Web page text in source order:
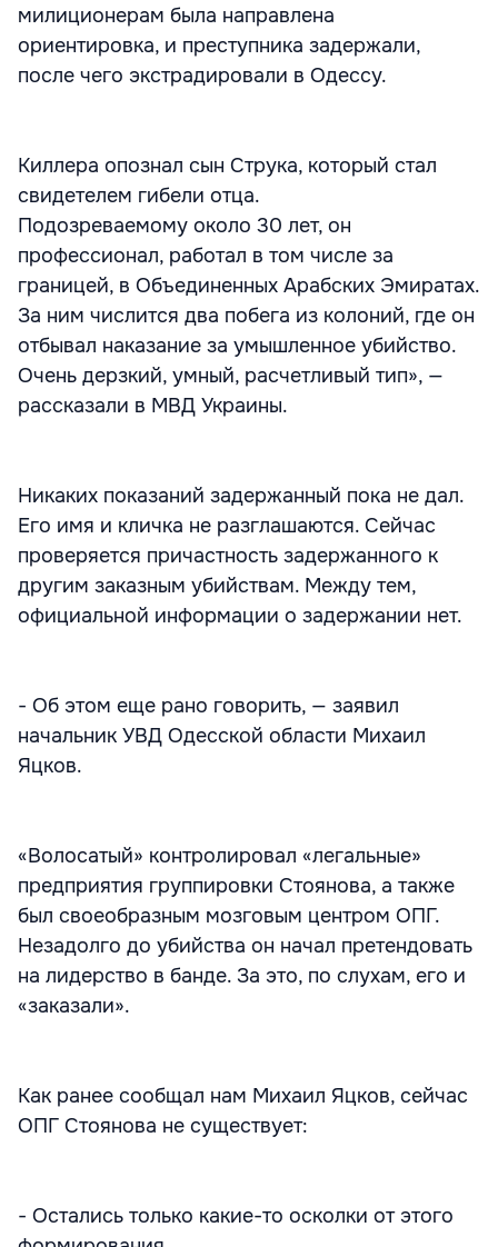
милиционерам была направлена
ориентировка, и преступника задержали,
после чего экстрадировали в Одессу.
Киллера опознал сын Струка, который стал
свидетелем гибели отца.
Подозреваемому около 30 лет, он
профессионал, работал в том числе за
границей, в Объединенных Арабских Эмиратах.
За ним числится два побега из колоний, где он
отбывал наказание за умышленное убийство.
Очень дерзкий, умный, расчетливый тип», —
рассказали в МВД Украины.
Никаких показаний задержанный пока не дал.
Его имя и кличка не разглашаются. Сейчас
проверяется причастность задержанного к
другим заказным убийствам. Между тем,
официальной информации о задержании нет.
- Об этом еще рано говорить, — заявил
начальник УВД Одесской области Михаил
Яцков.
«Волосатый» контролировал «легальные»
предприятия группировки Стоянова, а также
был своеобразным мозговым центром ОПГ.
Незадолго до убийства он начал претендовать
на лидерство в банде. За это, по слухам, его и
«заказали».
Как ранее сообщал нам Михаил Яцков, сейчас
ОПГ Стоянова не существует:
- Остались только какие-то осколки от этого